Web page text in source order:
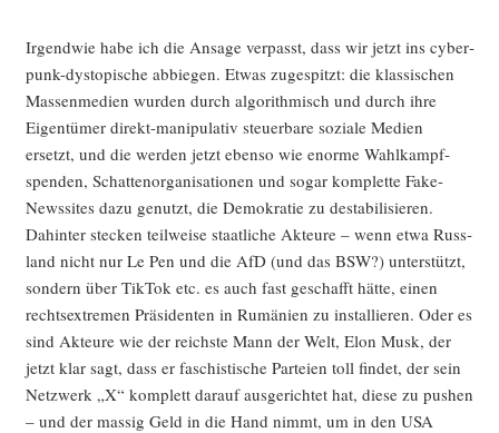
Irgend­wie habe ich die Ansa­ge ver­passt, dass wir jetzt ins cyber­
punk-dys­to­pi­sche abbie­gen. Etwas zuge­spitzt: die klas­si­schen
Mas­sen­me­di­en wur­den durch algo­rith­misch und durch ihre
Eigen­tü­mer direkt-mani­pu­la­tiv steu­er­ba­re sozia­le Medi­en
ersetzt, und die wer­den jetzt eben­so wie enor­me Wahl­kampf­
spen­den, Schat­ten­or­ga­ni­sa­tio­nen und sogar kom­plet­te Fake-
News­si­tes dazu genutzt, die Demo­kra­tie zu desta­bi­li­sie­ren.
Dahin­ter ste­cken teil­wei­se staat­li­che Akteu­re – wenn etwa Russ­
land nicht nur Le Pen und die AfD (und das BSW?) unter­stützt,
son­dern über Tik­Tok etc. es auch fast geschafft hät­te, einen
rechts­extre­men Prä­si­den­ten in Rumä­ni­en zu instal­lie­ren. Oder es
sind Akteu­re wie der reichs­te Mann der Welt, Elon Musk, der
jetzt klar sagt, dass er faschis­ti­sche Par­tei­en toll fin­det, der sein
Netz­werk „X“ kom­plett dar­auf aus­ge­rich­tet hat, die­se zu pushen
– und der mas­sig Geld in die Hand nimmt, um in den USA